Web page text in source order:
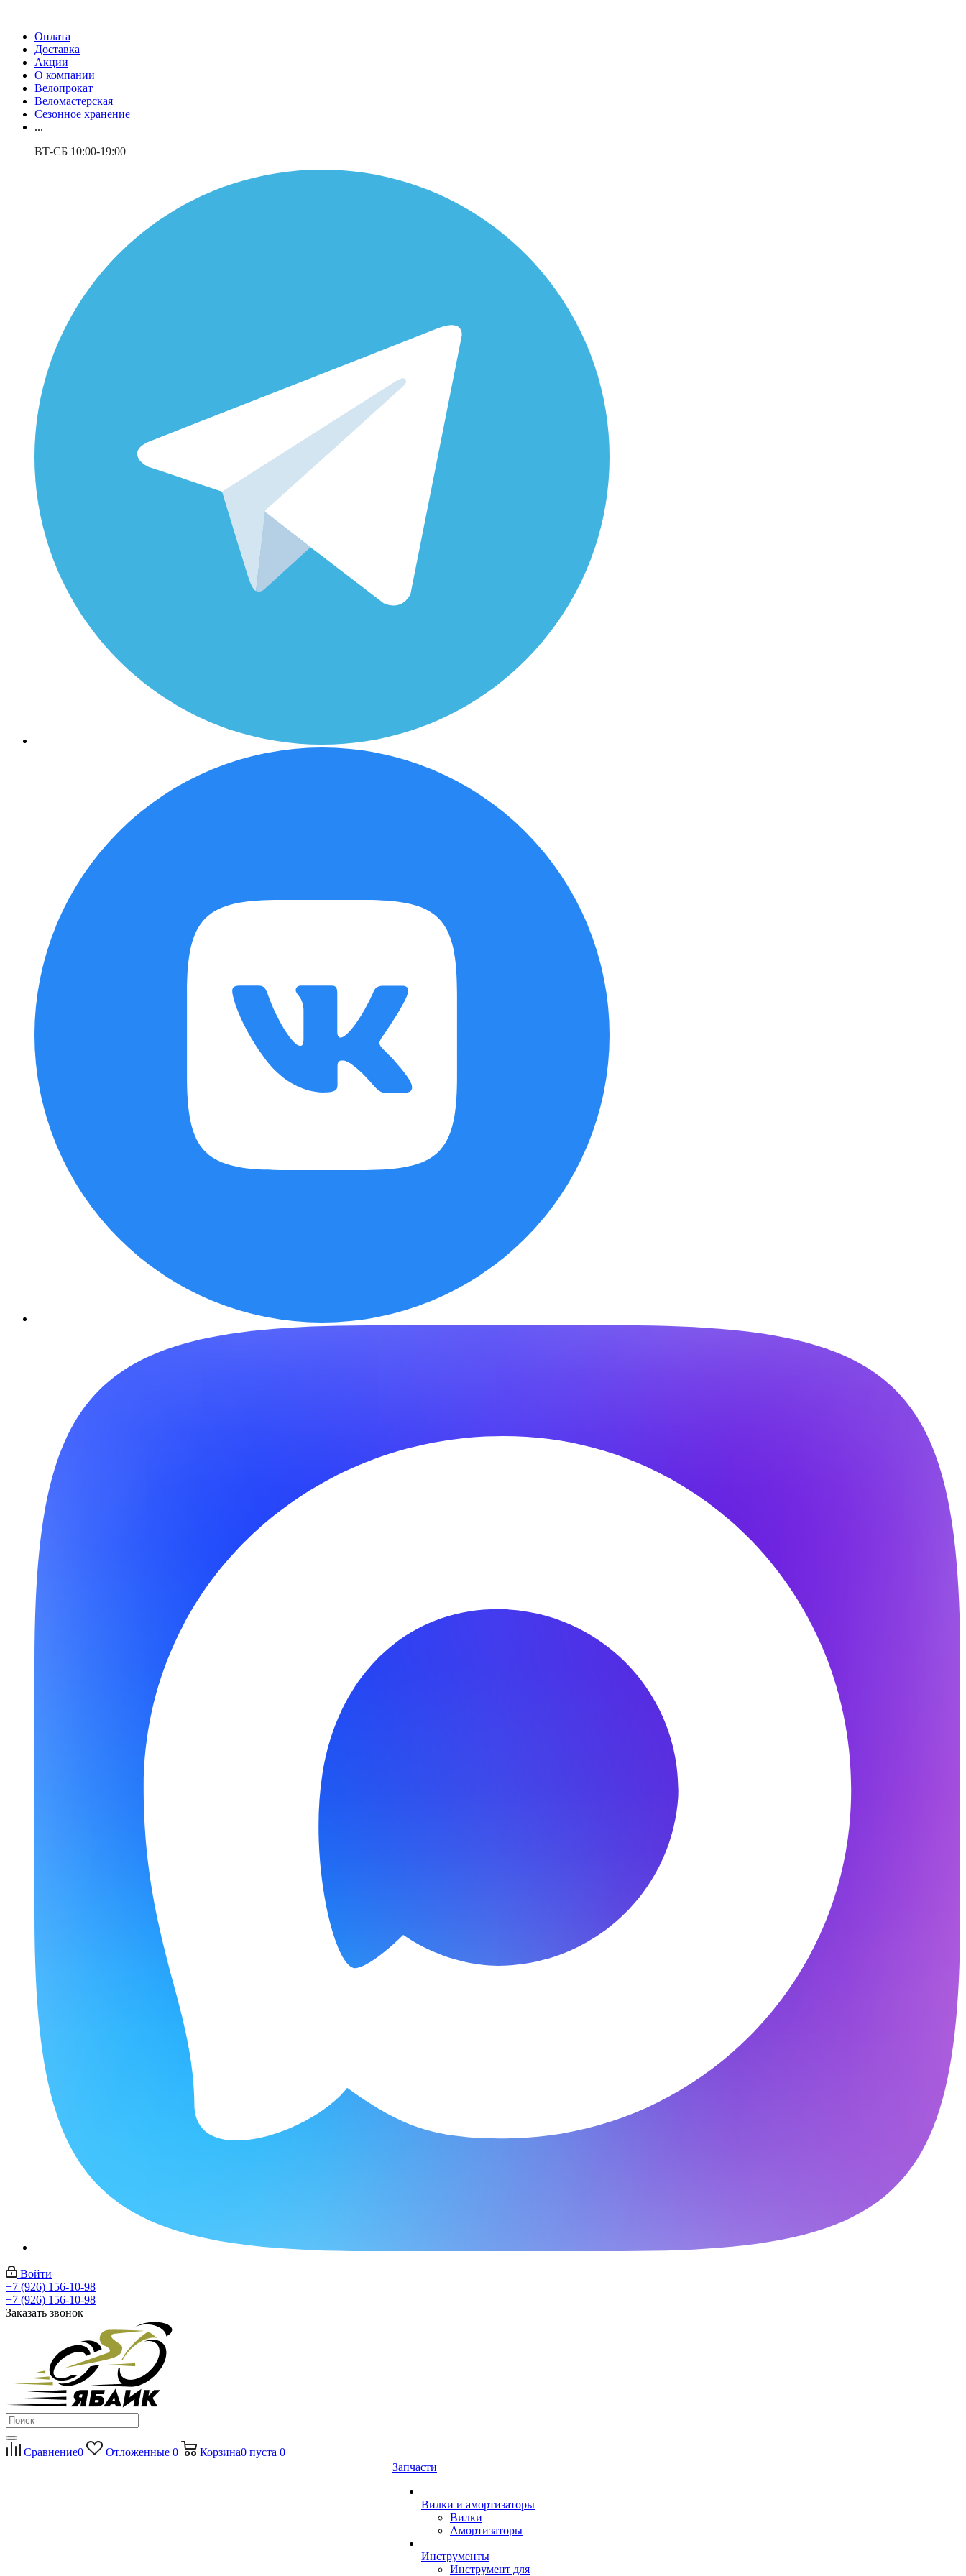
Оплата
Доставка
Акции
О компании
Велопрокат
Веломастерская
Сезонное хранение
...
ВТ-СБ 10:00-19:00
Войти
+7 (926) 156-10-98
+7 (926) 156-10-98
Заказать звонок
Сравнение0 Отложенные 0 Корзина0 пуста 0
Запчасти
Вилки и амортизаторы
Вилки
Амортизаторы
Инструменты
Инструмент для